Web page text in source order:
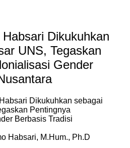
Dikukuhkan
UNS, Tegaskan
Gender
Habsari, M.Hum., Ph.D